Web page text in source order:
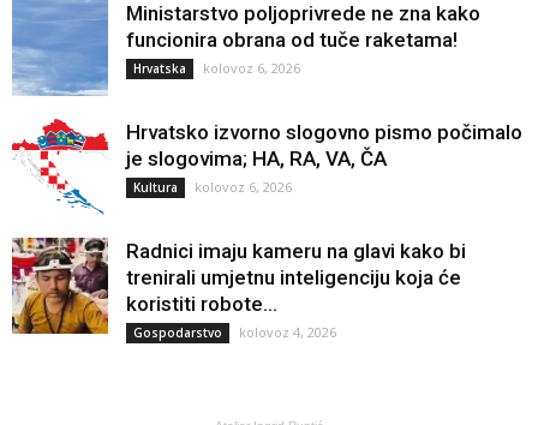
Ministarstvo poljoprivrede ne zna kako
funcionira obrana od tuče raketama!
Hrvatska kolovoz 6, 2026
Hrvatsko izvorno slogovno pismo počimalo
je slogovima; HA, RA, VA, ČA
Kultura kolovoz 6, 2026
Radnici imaju kameru na glavi kako bi
trenirali umjetnu inteligenciju koja će
koristiti robote...
Gospodarstvo kolovoz 4, 2026